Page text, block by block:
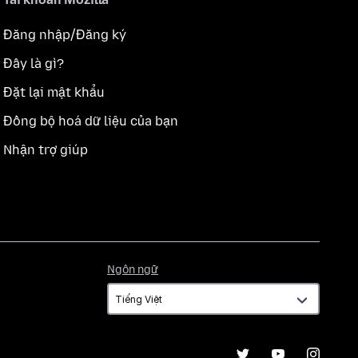
Đăng nhập/Đăng ký
Đây là gì?
Đặt lại mật khẩu
Đồng bộ hoá dữ liệu của bạn
Nhận trợ giúp
Ngôn ngữ
ngữ